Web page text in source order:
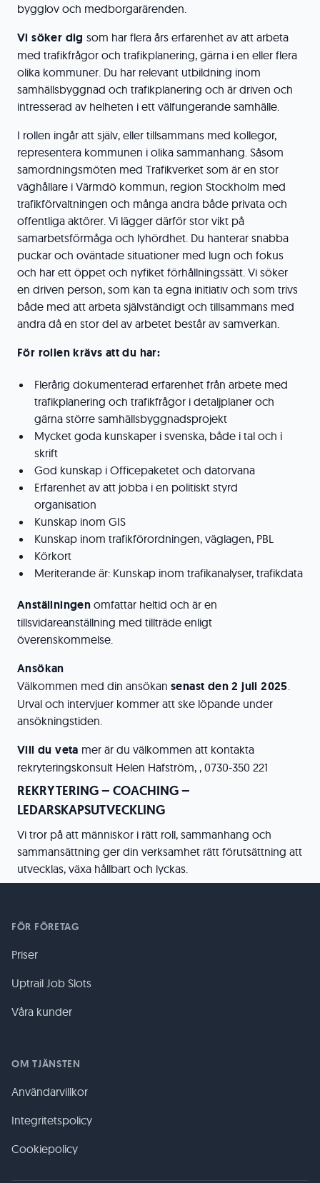
bygglov och medborgarärenden.
Vi söker dig som har flera års erfarenhet av att arbeta
med trafikfrågor och trafikplanering, gärna i en eller flera
olika kommuner. Du har relevant utbildning inom
samhällsbyggnad och trafikplanering och är driven och
intresserad av helheten i ett välfungerande samhälle.
I rollen ingår att själv, eller tillsammans med kollegor,
representera kommunen i olika sammanhang. Såsom
samordningsmöten med Trafikverket som är en stor
väghållare i Värmdö kommun, region Stockholm med
trafikförvaltningen och många andra både privata och
offentliga aktörer. Vi lägger därför stor vikt på
samarbetsförmåga och lyhördhet. Du hanterar snabba
puckar och oväntade situationer med lugn och fokus
och har ett öppet och nyfiket förhållningssätt. Vi söker
en driven person, som kan ta egna initiativ och som trivs
både med att arbeta självständigt och tillsammans med
andra då en stor del av arbetet består av samverkan.
För rollen krävs att du har:
Flerårig dokumenterad erfarenhet från arbete med
trafikplanering och trafikfrågor i detaljplaner och
gärna större samhällsbyggnadsprojekt
Mycket goda kunskaper i svenska, både i tal och i
skrift
God kunskap i Officepaketet och datorvana
Erfarenhet av att jobba i en politiskt styrd
organisation
Kunskap inom GIS
Kunskap inom trafikförordningen, väglagen, PBL
Körkort
Meriterande är: Kunskap inom trafikanalyser, trafikdata
Anställningen omfattar heltid och är en
tillsvidareanställning med tillträde enligt
överenskommelse.
Ansökan
Välkommen med din ansökan senast den 2 juli 2025.
Urval och intervjuer kommer att ske löpande under
ansökningstiden.
Vill du veta mer är du välkommen att kontakta
rekryteringskonsult Helen Hafström, , 0730-350 221
REKRYTERING – COACHING –
LEDARSKAPSUTVECKLING
Vi tror på att människor i rätt roll, sammanhang och
sammansättning ger din verksamhet rätt förutsättning att
utvecklas, växa hållbart och lyckas.
FÖR FÖRETAG
Priser
Uptrail Job Slots
Våra kunder
OM TJÄNSTEN
Användarvillkor
Integritetspolicy
Cookiepolicy